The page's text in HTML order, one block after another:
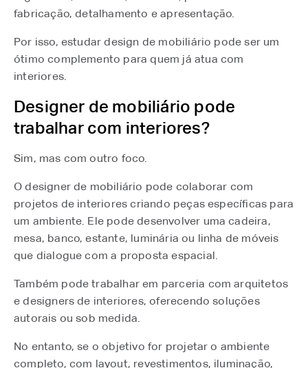
fabricação, detalhamento e apresentação.
Por isso, estudar design de mobiliário pode ser um
ótimo complemento para quem já atua com
interiores.
Designer de mobiliário pode
trabalhar com interiores?
Sim, mas com outro foco.
O designer de mobiliário pode colaborar com
projetos de interiores criando peças específicas para
um ambiente. Ele pode desenvolver uma cadeira,
mesa, banco, estante, luminária ou linha de móveis
que dialogue com a proposta espacial.
Também pode trabalhar em parceria com arquitetos
e designers de interiores, oferecendo soluções
autorais ou sob medida.
No entanto, se o objetivo for projetar o ambiente
completo, com layout, revestimentos, iluminação,